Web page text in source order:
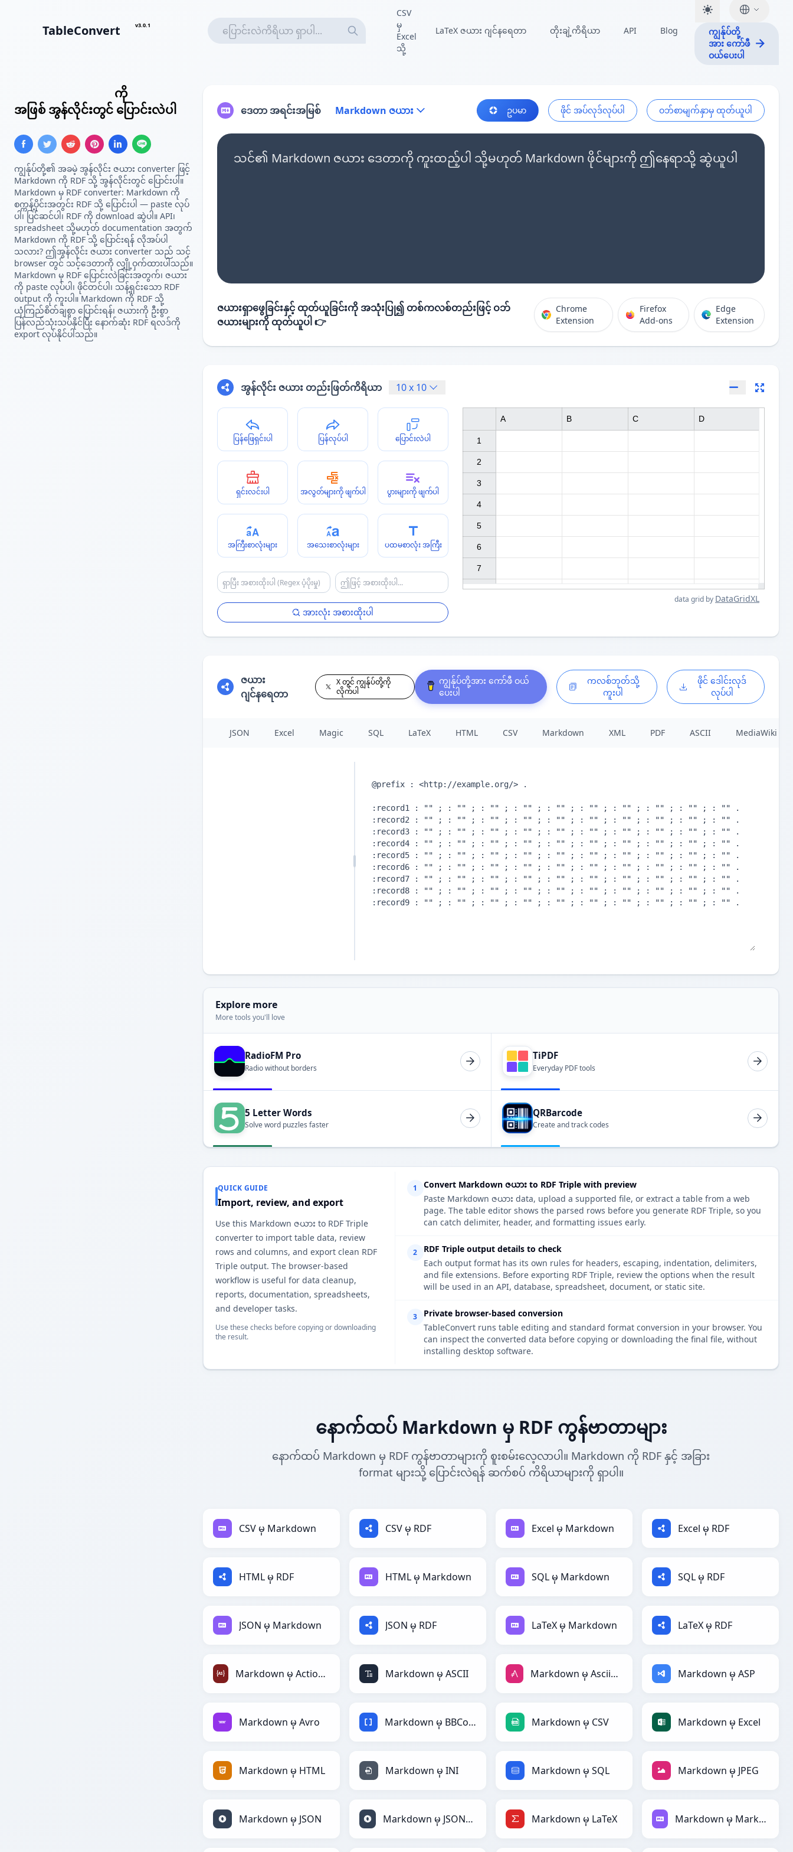
TableConvert v3.0.1
CSV
မှ
Excel
သို့
LaTeX ဇယား ဂျင်နရေတာ တိုးချဲ့ကိရိယာ API Blog
ကျွန်ုပ်တို့
အား ကော်ဖီ
ဝယ်ပေးပါ
ကို
အဖြစ် အွန်လိုင်းတွင် ပြောင်းလဲပါ
ကျွန်ုပ်တို့၏ အခမဲ့ အွန်လိုင်း ဇယား converter ဖြင့်
Markdown ကို RDF သို့ အွန်လိုင်းတွင် ပြောင်းပါ။
Markdown မှ RDF converter: Markdown ကို
စက္ကန့်ပိုင်းအတွင်း RDF သို့ ပြောင်းပါ — paste လုပ်
ပါ၊ ပြင်ဆင်ပါ၊ RDF ကို download ဆွဲပါ။ API၊
spreadsheet သို့မဟုတ် documentation အတွက်
Markdown ကို RDF သို့ ပြောင်းရန် လိုအပ်ပါ
သလား? ဤအွန်လိုင်း ဇယား converter သည် သင့်
browser တွင် သင့်ဒေတာကို လျှို့ဝှက်ထားပါသည်။
Markdown မှ RDF ပြောင်းလဲခြင်းအတွက်၊ ဇယား
ကို paste လုပ်ပါ၊ ဖိုင်တင်ပါ၊ သန့်ရှင်းသော RDF
output ကို ကူးပါ။ Markdown ကို RDF သို့
ယုံကြည်စိတ်ချစွာ ပြောင်းရန်၊ ဇယားကို ဦးစွာ
ပြန်လည်သုံးသပ်နိုင်ပြီး နောက်ဆုံး RDF ရလဒ်ကို
export လုပ်နိုင်ပါသည်။
ဒေတာ အရင်းအမြစ် Markdown ဇယား ဥပမာ ဖိုင် အပ်လုဒ်လုပ်ပါ ဝဘ်စာမျက်နှာမှ ထုတ်ယူပါ
သင်၏ Markdown ဇယား ဒေတာကို ကူးထည့်ပါ သို့မဟုတ် Markdown ဖိုင်များကို ဤနေရာသို့ ဆွဲယူပါ
ဇယားရှာဖွေခြင်းနှင့် ထုတ်ယူခြင်းကို အသုံးပြု၍ တစ်ကလစ်တည်းဖြင့် ဝဘ်
ဇယားများကို ထုတ်ယူပါ 👉
Chrome
Extension
Firefox
Add-ons
Edge
Extension
အွန်လိုင်း ဇယား တည်းဖြတ်ကိရိယာ 10x 10
ပြန်ဖြေရှင်းပါ ပြန်လုပ်ပါ ပြောင်းလဲပါ
ရှင်းလင်းပါ အလွတ်များကို ဖျက်ပါ ပွားများကို ဖျက်ပါ
အကြီးစာလုံးများ အသေးစာလုံးများ ပထမစာလုံး အကြီး
အားလုံး အစားထိုးပါ
1
2
3
4
5
6
7
A B C D
data grid by DataGridXL
ဇယား
ဂျင်နရေတာ
X တွင် ကျွန်ုပ်တို့ကို
လိုက်ပါ
ကျွန်ုပ်တို့အား ကော်ဖီ ဝယ်
ပေးပါ
ကလစ်ဘုတ်သို့
ကူးပါ
ဖိုင် ဒေါင်းလုဒ်
လုပ်ပါ
JSON Excel Magic SQL LaTeX HTML CSV Markdown XML PDF ASCII MediaWiki
Explore more
More tools you'll love
RadioFM Pro
Radio without borders
TiPDF
Everyday PDF tools
5 Letter Words
Solve word puzzles faster
QRBarcode
Create and track codes
QUICK GUIDE
Import, review, and export
Use this Markdown ဇယား to RDF Triple
converter to import table data, review
rows and columns, and export clean RDF
Triple output. The browser-based
workflow is useful for data cleanup,
reports, documentation, spreadsheets,
and developer tasks.
Use these checks before copying or downloading
the result.
1
Convert Markdown ဇယား to RDF Triple with preview
Paste Markdown ဇယား data, upload a supported file, or extract a table from a web
page. The table editor shows the parsed rows before you generate RDF Triple, so you
can catch delimiter, header, and formatting issues early.
2
RDF Triple output details to check
Each output format has its own rules for headers, escaping, indentation, delimiters,
and file extensions. Before exporting RDF Triple, review the options when the result
will be used in an API, database, spreadsheet, document, or static site.
3
Private browser-based conversion
TableConvert runs table editing and standard format conversion in your browser. You
can inspect the converted data before copying or downloading the final file, without
installing desktop software.
နောက်ထပ် Markdown မှ RDF ကွန်ဗာတာများ
နောက်ထပ် Markdown မှ RDF ကွန်ဗာတာများကို စူးစမ်းလေ့လာပါ။ Markdown ကို RDF နှင့် အခြား
format များသို့ ပြောင်းလဲရန် ဆက်စပ် ကိရိယာများကို ရှာပါ။
CSV မှ Markdown CSV မှ RDF Excel မှ Markdown Excel မှ RDF
HTML မှ RDF HTML မှ Markdown SQL မှ Markdown SQL မှ RDF
JSON မှ Markdown JSON မှ RDF LaTeX မှ Markdown LaTeX မှ RDF
Markdown မှ ActionScript Markdown မှ ASCII Markdown မှ AsciiDoc Markdown မှ ASP
Markdown မှ Avro Markdown မှ BBCode Markdown မှ CSV Markdown မှ Excel
Markdown မှ HTML Markdown မှ INI Markdown မှ SQL Markdown မှ JPEG
Markdown မှ JSON Markdown မှ JSONLines Markdown မှ LaTeX Markdown မှ Markdown